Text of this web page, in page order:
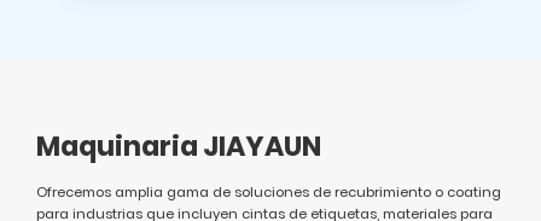
Maquinaria JIAYAUN
Ofrecemos amplia gama de soluciones de recubrimiento o coating
para industrias que incluyen cintas de etiquetas, materiales para